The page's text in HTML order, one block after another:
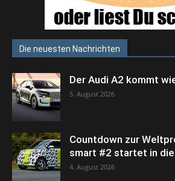
Die neuesten Nachrichten
Der Audi A2 kommt
5. August 2026
Countdown zur
smart #2 startet in
4. August 2026